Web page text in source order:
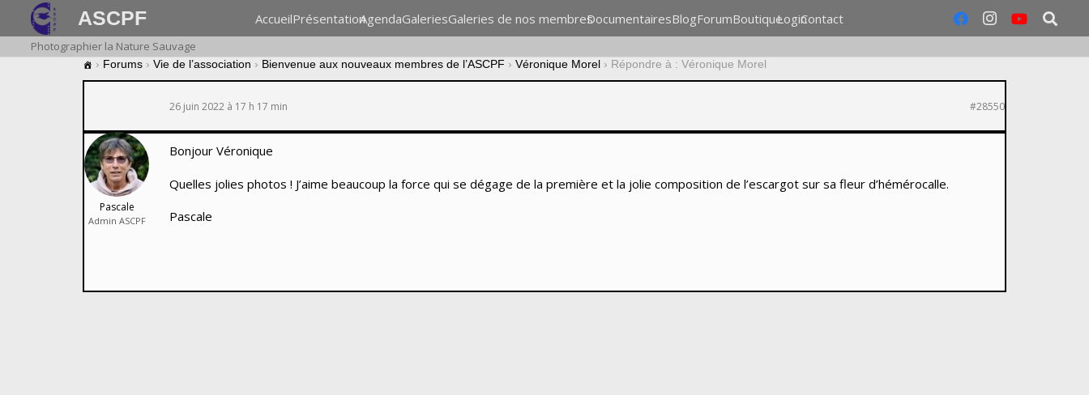
ASCPF AccueilPrésentationAgendaGaleriesGaleries de nos membresDocumentairesBlogForumBoutiqueLoginContact
Photographier la Nature Sauvage
› Forums › Vie de l’association › Bienvenue aux nouveaux membres de l’ASCPF › Véronique Morel › Répondre à : Véronique Morel
26 juin 2022 à 17 h 17 min #28550
Pascale
Admin ASCPF
Bonjour Véronique
Quelles jolies photos ! J’aime beaucoup la force qui se dégage de la première et la jolie composition de l’escargot sur sa fleur d’hémérocalle.
Pascale